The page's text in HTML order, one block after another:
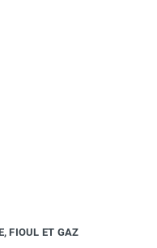
FIOUL ET GAZ